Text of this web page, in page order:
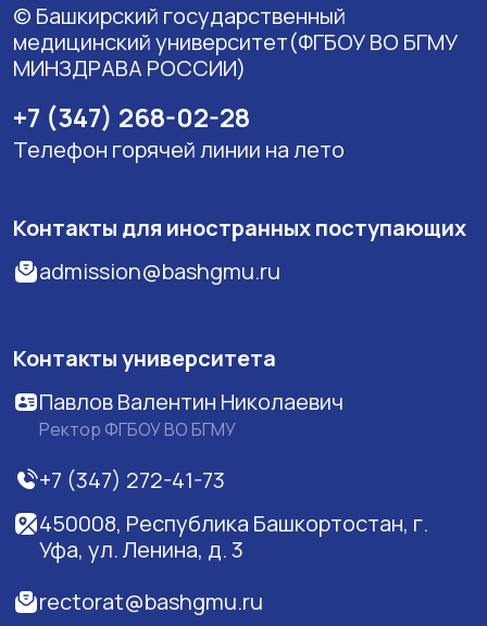
© Башкирский государственный
медицинский университет(ФГБОУ ВО БГМУ
МИНЗДРАВА РОССИИ)
+7 (347) 268-02-28
Телефон горячей линии на лето
Контакты для иностранных поступающих
admission@bashgmu.ru
Контакты университета
Павлов Валентин Николаевич
Ректор ФГБОУ ВО БГМУ
+7 (347) 272-41-73
450008, Республика Башкортостан, г.
Уфа, ул. Ленина, д. 3
rectorat@bashgmu.ru